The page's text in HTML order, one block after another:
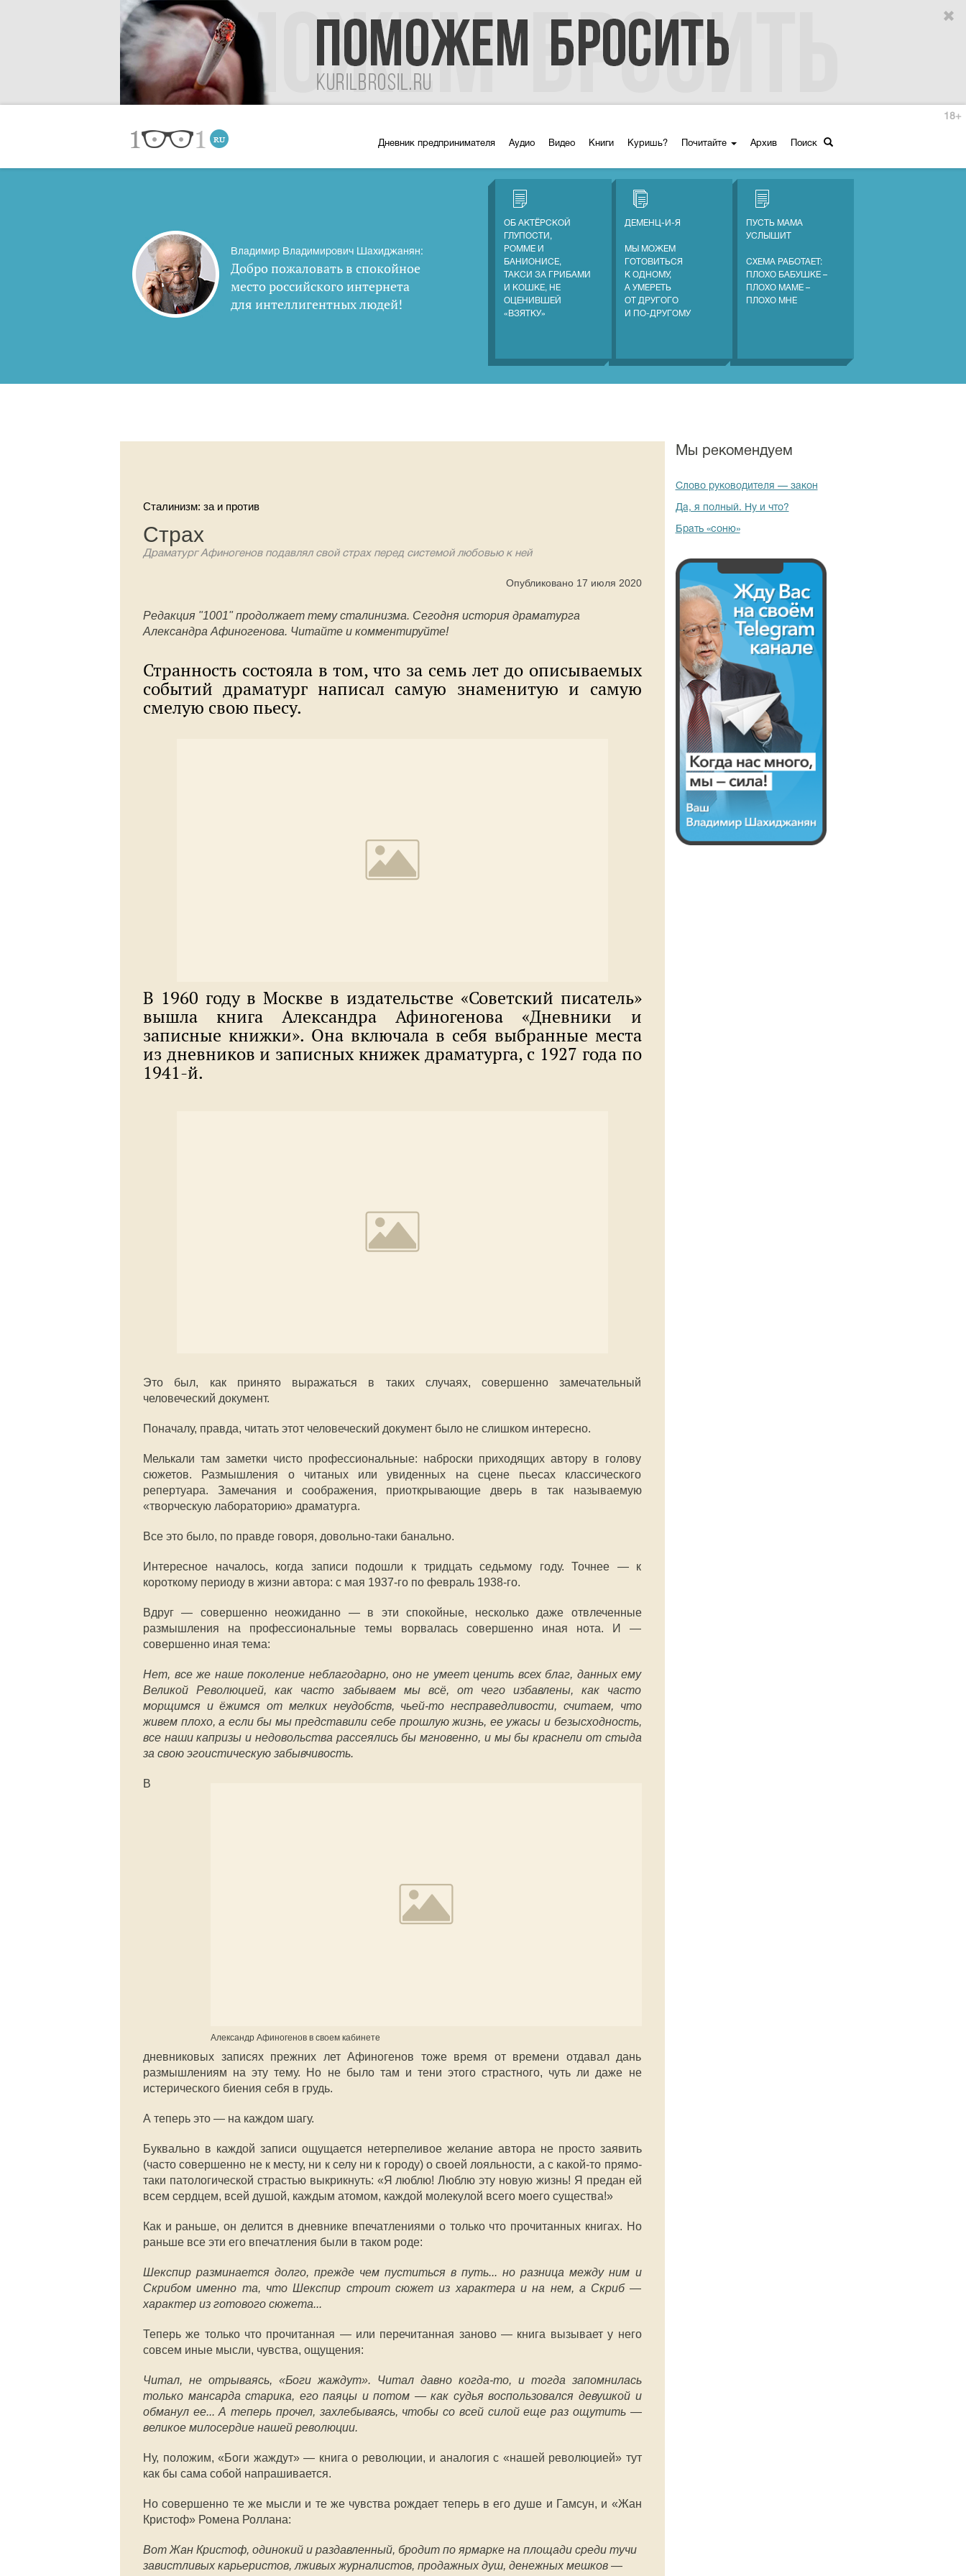
Дневник предпринимателя Аудио Видео Книги Куришь? Почитайте Архив Поиск
18+
Владимир Владимирович Шахиджанян:
Добро пожаловать в спокойное
место российского интернета
для интеллигентных людей!
ОБ АКТЁРСКОЙ
ГЛУПОСТИ,
РОММЕ И
БАНИОНИСЕ,
ТАКСИ ЗА ГРИБАМИ
И КОШКЕ, НЕ
ОЦЕНИВШЕЙ
«ВЗЯТКУ»
ДЕМЕНЦ-И-Я
МЫ МОЖЕМ
ГОТОВИТЬСЯ
К ОДНОМУ,
А УМЕРЕТЬ
ОТ ДРУГОГО
И ПО-ДРУГОМУ
ПУСТЬ МАМА
УСЛЫШИТ
СХЕМА РАБОТАЕТ:
ПЛОХО БАБУШКЕ –
ПЛОХО МАМЕ –
ПЛОХО МНЕ
Сталинизм: за и против
Страх
Драматург Афиногенов подавлял свой страх перед системой любовью к ней
Опубликовано 17 июля 2020
Редакция "1001" продолжает тему сталинизма. Сегодня история драматурга
Александра Афиногенова. Читайте и комментируйте!
Странность состояла в том, что за семь лет до описываемых
событий драматург написал самую знаменитую и самую
смелую свою пьесу.
В 1960 году в Москве в издательстве «Советский писатель»
вышла книга Александра Афиногенова «Дневники и
записные книжки». Она включала в себя выбранные места
из дневников и записных книжек драматурга, с 1927 года по
1941-й.
Это был, как принято выражаться в таких случаях, совершенно замечательный
человеческий документ.
Поначалу, правда, читать этот человеческий документ было не слишком интересно.
Мелькали там заметки чисто профессиональные: наброски приходящих автору в голову
сюжетов. Размышления о читаных или увиденных на сцене пьесах классического
репертуара. Замечания и соображения, приоткрывающие дверь в так называемую
«творческую лабораторию» драматурга.
Все это было, по правде говоря, довольно-таки банально.
Интересное началось, когда записи подошли к тридцать седьмому году. Точнее — к
короткому периоду в жизни автора: с мая 1937-го по февраль 1938-го.
Вдруг — совершенно неожиданно — в эти спокойные, несколько даже отвлеченные
размышления на профессиональные темы ворвалась совершенно иная нота. И —
совершенно иная тема:
Нет, все же наше поколение неблагодарно, оно не умеет ценить всех благ, данных ему
Великой Революцией, как часто забываем мы всё, от чего избавлены, как часто
морщимся и ёжимся от мелких неудобств, чьей-то несправедливости, считаем, что
живем плохо, а если бы мы представили себе прошлую жизнь, ее ужасы и безысходность,
все наши капризы и недовольства рассеялись бы мгновенно, и мы бы краснели от стыда
за свою эгоистическую забывчивость.
Александр Афиногенов в своем кабинете
В
дневниковых записях прежних лет Афиногенов тоже время от времени отдавал дань
размышлениям на эту тему. Но не было там и тени этого страстного, чуть ли даже не
истерического биения себя в грудь.
А теперь это — на каждом шагу.
Буквально в каждой записи ощущается нетерпеливое желание автора не просто заявить
(часто совершенно не к месту, ни к селу ни к городу) о своей лояльности, а с какой-то прямо-
таки патологической страстью выкрикнуть: «Я люблю! Люблю эту новую жизнь! Я предан ей
всем сердцем, всей душой, каждым атомом, каждой молекулой всего моего существа!»
Как и раньше, он делится в дневнике впечатлениями о только что прочитанных книгах. Но
раньше все эти его впечатления были в таком роде:
Шекспир разминается долго, прежде чем пуститься в путь... но разница между ним и
Скрибом именно та, что Шекспир строит сюжет из характера и на нем, а Скриб —
характер из готового сюжета...
Теперь же только что прочитанная — или перечитанная заново — книга вызывает у него
совсем иные мысли, чувства, ощущения:
Читал, не отрываясь, «Боги жаждут». Читал давно когда-то, и тогда запомнилась
только мансарда старика, его паяцы и потом — как судья воспользовался девушкой и
обманул ее... А теперь прочел, захлебываясь, чтобы со всей силой еще раз ощутить —
великое милосердие нашей революции.
Ну, положим, «Боги жаждут» — книга о революции, и аналогия с «нашей революцией» тут
как бы сама собой напрашивается.
Но совершенно те же мысли и те же чувства рождает теперь в его душе и Гамсун, и «Жан
Кристоф» Ромена Роллана:
Вот Жан Кристоф, одинокий и раздавленный, бродит по ярмарке на площади среди тучи
завистливых карьеристов, лживых журналистов, продажных душ, денежных мешков —
Мы рекомендуем
Слово руководителя — закон
Да, я полный. Ну и что?
Брать «соню»